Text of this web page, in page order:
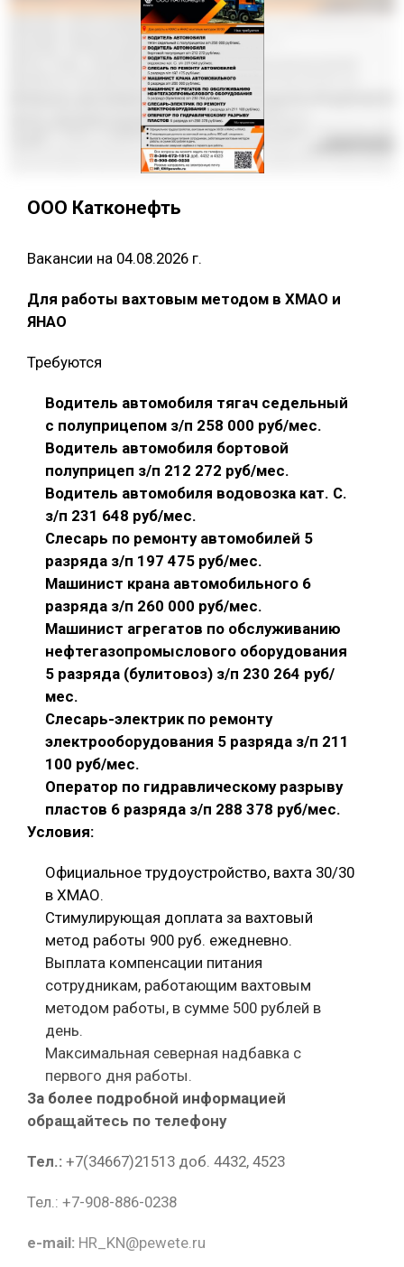
ООО Катконефть
Вакансии на 04.08.2026 г.
Для работы вахтовым методом в ХМАО и
ЯНАО
Требуются
Водитель автомобиля тягач седельный
с полуприцепом з/п 258 000 руб/мес.
Водитель автомобиля бортовой
полуприцеп з/п 212 272 руб/мес.
Водитель автомобиля водовозка кат. С.
з/п 231 648 руб/мес.
Слесарь по ремонту автомобилей 5
разряда з/п 197 475 руб/мес.
Машинист крана автомобильного 6
разряда з/п 260 000 руб/мес.
Машинист агрегатов по обслуживанию
нефтегазопромыслового оборудования
5 разряда (булитовоз) з/п 230 264 руб/
мес.
Слесарь-электрик по ремонту
электрооборудования 5 разряда з/п 211
100 руб/мес.
Оператор по гидравлическому разрыву
пластов 6 разряда з/п 288 378 руб/мес.
Условия:
Официальное трудоустройство, вахта 30/30
в ХМАО.
Стимулирующая доплата за вахтовый
метод работы 900 руб. ежедневно.
Выплата компенсации питания
сотрудникам, работающим вахтовым
методом работы, в сумме 500 рублей в
день.
Максимальная северная надбавка с
первого дня работы.
За более подробной информацией
обращайтесь по телефону
Тел.: +7(34667)21513 доб. 4432, 4523
Тел.: +7-908-886-0238
e-mail: HR_KN@pewete.ru